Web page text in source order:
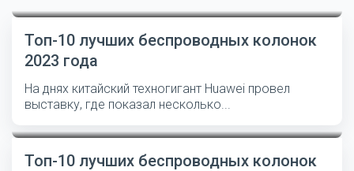
Топ-10 лучших беспроводных колонок
2023 года
На днях китайский техногигант Huawei провел
выставку, где показал несколько...
Топ-10 лучших беспроводных колонок